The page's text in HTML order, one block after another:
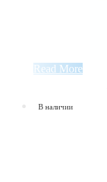
Read More
В наличии